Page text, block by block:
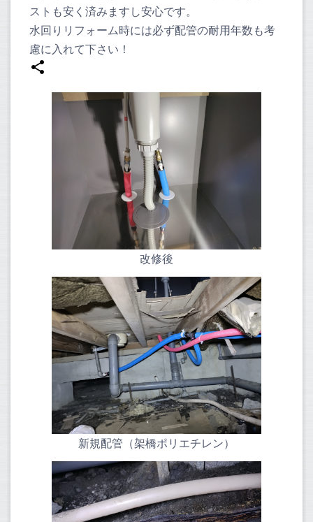
ストも安く済みますし安心です。
水回りリフォーム時には必ず配管の耐用年数も考
慮に入れて下さい！
改修後
新規配管（架橋ポリエチレン）